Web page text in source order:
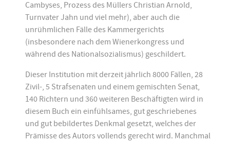
Cambyses, Prozess des Müllers Christian Arnold,
Turnvater Jahn und viel mehr), aber auch die
unrühmlichen Fälle des Kammergerichts
(insbesondere nach dem Wienerkongress und
während des Nationalsozialismus) geschildert.
Dieser Institution mit derzeit jährlich 8000 Fällen, 28
Zivil-, 5 Strafsenaten und einem gemischten Senat,
140 Richtern und 360 weiteren Beschäftigten wird in
diesem Buch ein einfühlsames, gut geschriebenes
und gut bebildertes Denkmal gesetzt, welches der
Prämisse des Autors vollends gerecht wird. Manchmal